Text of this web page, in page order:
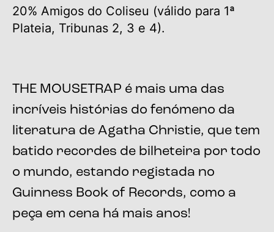
20% Amigos do Coliseu (válido para 1ª
Plateia, Tribunas 2, 3 e 4).
THE MOUSETRAP é mais uma das
incríveis histórias do fenómeno da
literatura de Agatha Christie, que tem
batido recordes de bilheteira por todo
o mundo, estando registada no
Guinness Book of Records, como a
peça em cena há mais anos!